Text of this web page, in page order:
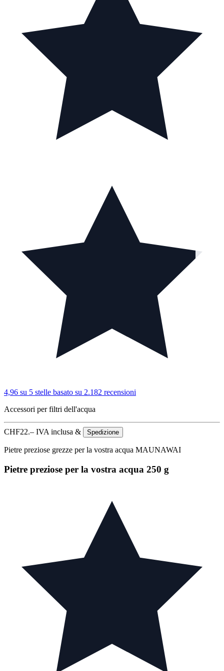
4,96 su 5 stelle basato su 2.182 recensioni
Accessori per filtri dell'acqua
CHF22.– IVA inclusa & Spedizione
Pietre preziose grezze per la vostra acqua MAUNAWAI
Pietre preziose per la vostra acqua 250 g